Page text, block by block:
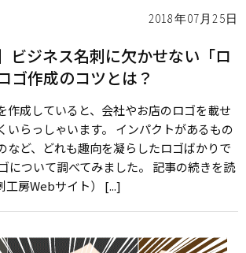
2018年07月25日
ビジネス名刺に欠かせない「ロ
ゴ作成のコツとは？
作成していると、会社やお店のロゴを載せ
いらっしゃいます。 インパクトがあるもの
など、どれも趣向を凝らしたロゴばかりで
について調べてみました。 記事の続きを読
工房Webサイト） [...]